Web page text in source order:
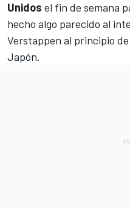
Unidos el fin de semana
hecho algo parecido al
Verstappen al principio
Japón.